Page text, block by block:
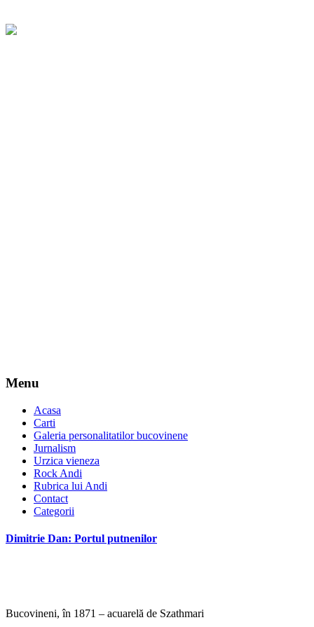
Menu
Acasa
Carti
Galeria personalitatilor bucovinene
Jurnalism
Urzica vieneza
Rock Andi
Rubrica lui Andi
Contact
Categorii
Dimitrie Dan: Portul putnenilor
Bucovineni, în 1871 – acuarelă de Szathmari